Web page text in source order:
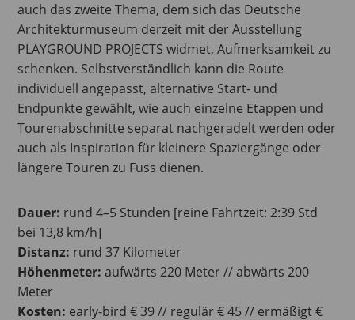
auch das zweite Thema, dem sich das Deutsche
Architekturmuseum derzeit mit der Ausstellung
PLAYGROUND PROJECTS widmet, Aufmerksamkeit zu
schenken. Selbstverständlich kann die Route
individuell angepasst, alternative Start- und
Endpunkte gewählt, wie auch einzelne Etappen und
Tourenabschnitte separat nachgeradelt werden oder
auch als Inspiration für kleinere Spaziergänge oder
längere Touren zu Fuss dienen.
Dauer: rund 4–5 Stunden [reine Fahrtzeit: 2:39 Std
bei 13,8 km/h]
Distanz: rund 37 Kilometer
Höhenmeter:aufwärts 220 Meter // abwärts 200
Meter
Kosten: early-bird € 39 // regulär € 45 // ermäßigt €